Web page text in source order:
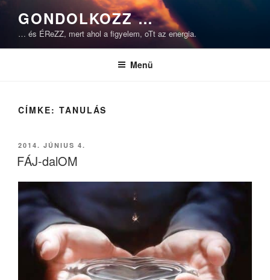
Tartalomhoz
GONDOLKOZZ …
… és ÉReZZ, mert ahol a figyelem, oTt az energia.
Menü
CÍMKE: TANULÁS
BEKÜLDVE:
2014. JÚNIUS 4.
FÁJ-dalOM